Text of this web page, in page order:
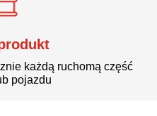
każdą ruchomą część
pojazdu